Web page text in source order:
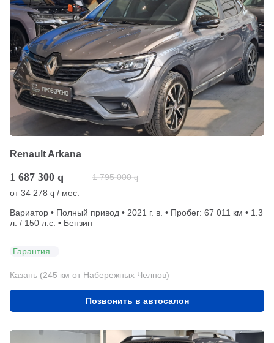
Renault Arkana
1 687 300 q 1 795 000 q
от34 278 q / мес.
Вариатор • Полный привод • 2021 г. в. • Пробег: 67 011 км • 1.3
л. / 150 л.с. • Бензин
Гарантия
Казань (245 км от Набережных Челнов)
Позвонить в автосалон